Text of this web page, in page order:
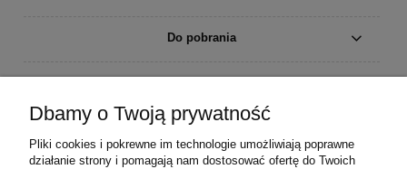
Do pobrania
Płatności i dostawa
Dbamy o Twoją prywatność
Pliki cookies i pokrewne im technologie umożliwiają poprawne
działanie strony i pomagają nam dostosować ofertę do Twoich